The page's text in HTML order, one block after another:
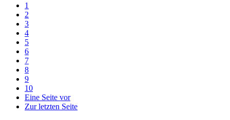
1
2
3
4
5
6
7
8
9
10
Eine Seite vor
Zur letzten Seite